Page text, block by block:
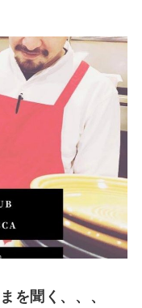
を聞く、、、